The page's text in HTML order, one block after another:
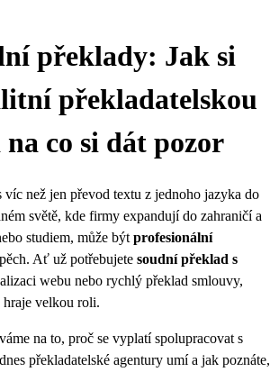
překlady: Jak si
překladatelskou
co si dát pozor
než jen převod textu z jednoho jazyka do
světě, kde firmy expandují do zahraničí a
studiem, může být profesionální
Ať už potřebujete soudní překlad s
webu nebo rychlý překlad smlouvy,
hraje velkou roli.
na to, proč se vyplatí spolupracovat s
překladatelské agentury umí a jak poznáte,